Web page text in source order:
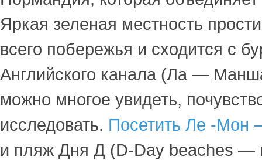
Яркая зеленая местность
всего побережья и сходится с
Английского канала (Ла —
можно многое увидеть,
исследовать. Посетить Ле -
и пляж Дня Д (D-Day beaches —